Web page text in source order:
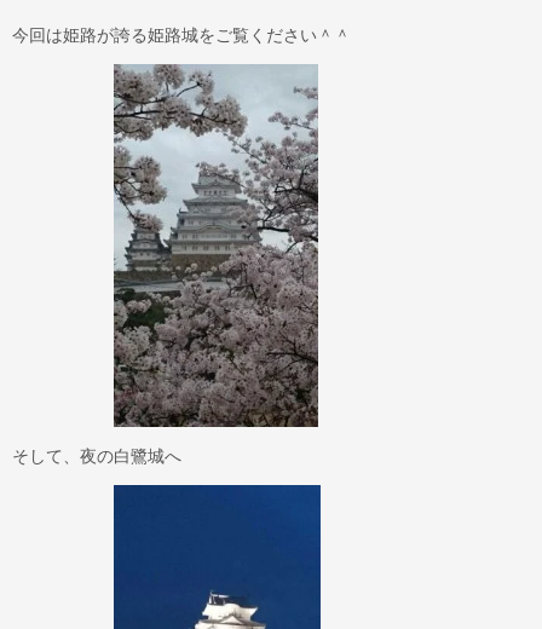
今回は姫路が誇る姫路城をご覧ください＾＾
そして、夜の白鷺城へ